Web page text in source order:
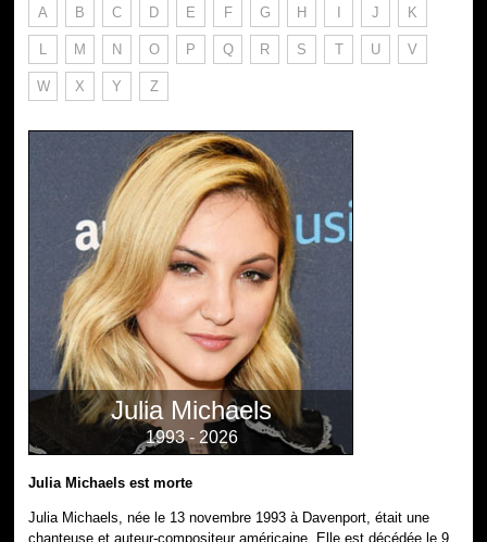
A B C D E F G H I J K
L M N O P Q R S T U V
W X Y Z
Julia Michaels
1993 - 2026
Julia Michaels est morte
Julia Michaels, née le 13 novembre 1993 à Davenport, était une
chanteuse et auteur-compositeur américaine. Elle est décédée le 9